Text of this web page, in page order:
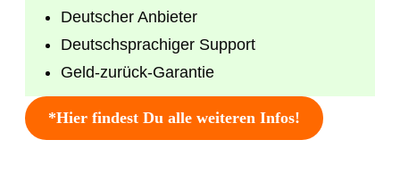
Deutscher Anbieter
Deutschsprachiger Support
Geld-zurück-Garantie
*Hier findest Du alle weiteren Infos!